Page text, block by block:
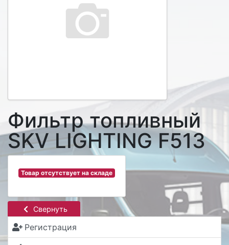
Свернуть
Регистрация
Фильтр топливный
SKV LIGHTING F513
Товар отсутствует на складе